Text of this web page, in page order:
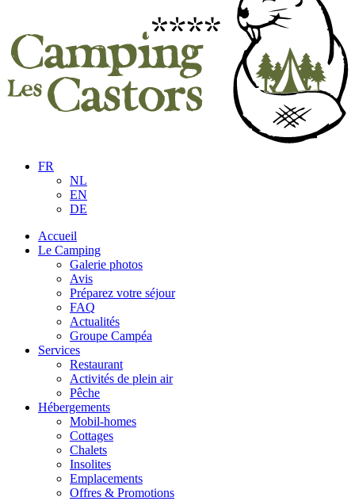
FR
NL
EN
DE
Accueil
Le Camping
Galerie photos
Avis
Préparez votre séjour
FAQ
Actualités
Groupe Campéa
Services
Restaurant
Activités de plein air
Pêche
Hébergements
Mobil-homes
Cottages
Chalets
Insolites
Emplacements
Offres & Promotions